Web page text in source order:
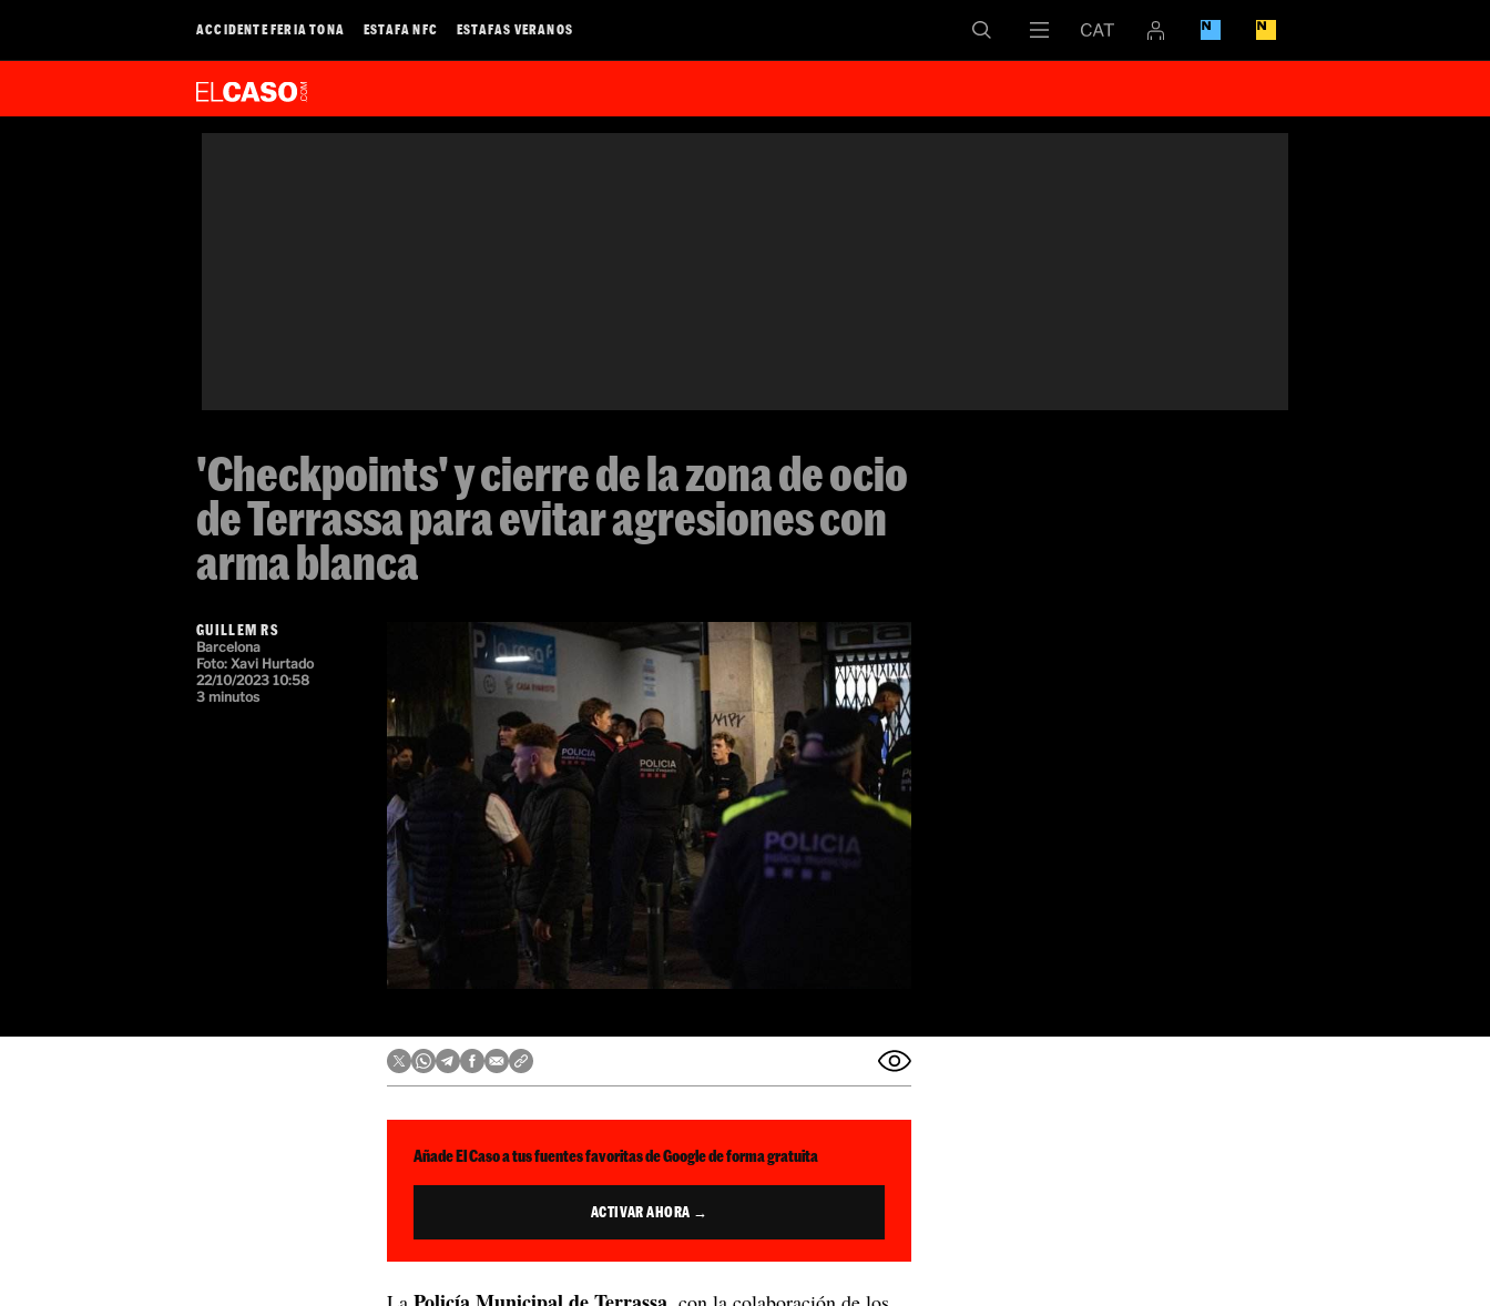
ACCIDENTE FERIA TONA ESTAFA NFC ESTAFAS VERANOS
'Checkpoints' y cierre de la zona de ocio
de Terrassa para evitar agresiones con
arma blanca
GUILLEM RS
Barcelona
Foto: Xavi Hurtado
22/10/2023 10:58
3 minutos
Añade El Caso a tus fuentes favoritas de Google de forma gratuita
ACTIVAR AHORA →